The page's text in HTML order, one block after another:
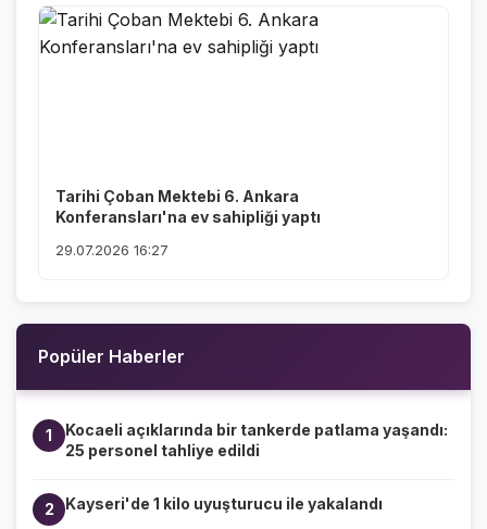
Tarihi Çoban Mektebi 6. Ankara
Konferansları'na ev sahipliği yaptı
29.07.2026 16:27
Popüler Haberler
1
Kocaeli açıklarında bir tankerde patlama yaşandı:
25 personel tahliye edildi
2 Kayseri'de 1 kilo uyuşturucu ile yakalandı